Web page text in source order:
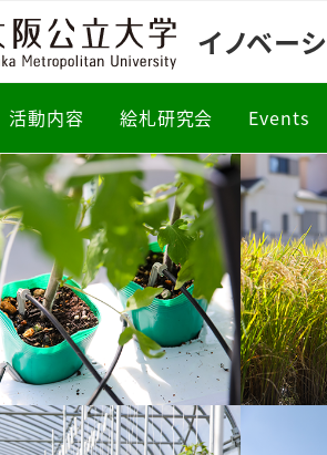
イノベー
活動内容 絵札研究会 Events